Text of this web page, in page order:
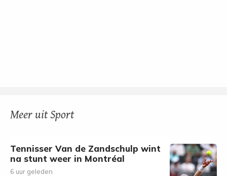
Meer uit Sport
Tennisser Van de Zandschulp wint
na stunt weer in Montréal
6 uur geleden